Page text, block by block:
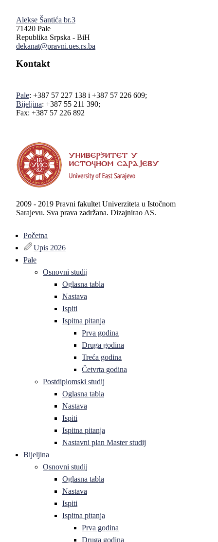
Alekse Šantića br.3
71420 Pale
Republika Srpska - BiH
dekanat@pravni.ues.rs.ba
Kontakt
Pale: +387 57 227 138 i +387 57 226 609;
Bijeljina: +387 55 211 390;
Fax: +387 57 226 892
2009 - 2019 Pravni fakultet Univerziteta u Istočnom
Sarajevu. Sva prava zadržana. Dizajnirao AS.
Početna
Upis 2026
Pale
Osnovni studij
Oglasna tabla
Nastava
Ispiti
Ispitna pitanja
Prva godina
Druga godina
Treća godina
Četvrta godina
Postdiplomski studij
Oglasna tabla
Nastava
Ispiti
Ispitna pitanja
Nastavni plan Master studij
Bijeljina
Osnovni studij
Oglasna tabla
Nastava
Ispiti
Ispitna pitanja
Prva godina
Druga godina